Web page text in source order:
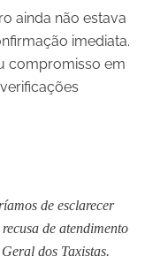
ainda não estava
imediata.
compromisso em
de esclarecer
de atendimento
dos Taxistas.